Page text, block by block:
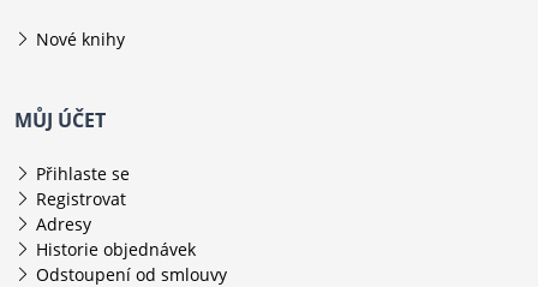
Nové knihy
MŮJ ÚČET
Přihlaste se
Registrovat
Adresy
Historie objednávek
Odstoupení od smlouvy